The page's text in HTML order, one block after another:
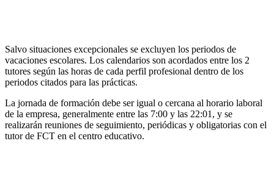
Salvo situaciones excepcionales se excluyen los periodos de
vacaciones escolares. Los calendarios son acordados entre los 2
tutores según las horas de cada perfil profesional dentro de los
periodos citados para las prácticas.
La jornada de formación debe ser igual o cercana al horario laboral
de la empresa, generalmente entre las 7:00 y las 22:01, y se
realizarán reuniones de seguimiento, periódicas y obligatorias con el
tutor de FCT en el centro educativo.